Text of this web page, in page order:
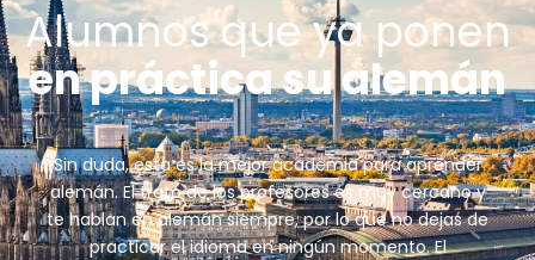
Alumnos que ya ponen
en práctica su alemán
Sin duda, esta es la mejor academia para aprender
alemán. El trato de los profesores es muy cercano y
te hablan en alemán siempre, por lo que no dejas de
practicar el idioma en ningún momento. El